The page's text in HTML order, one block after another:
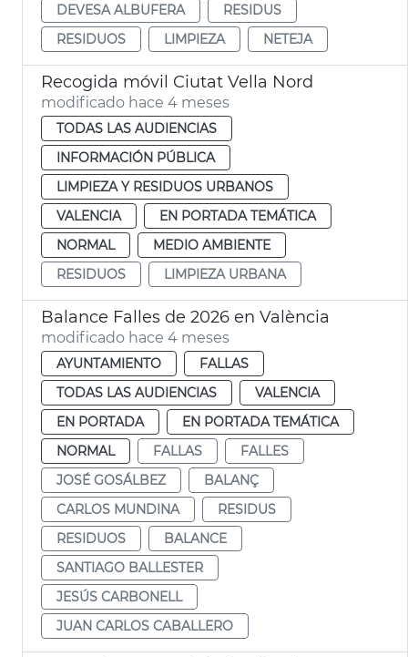
DEVESA ALBUFERA
RESIDUS
RESIDUOS
LIMPIEZA NETEJA
Recogida móvil Ciutat Vella Nord
modificado hace 4 meses
TODAS LAS AUDIENCIAS
INFORMACIÓN PÚBLICA
LIMPIEZA Y RESIDUOS URBANOS
VALENCIA
EN PORTADA TEMÁTICA
NORMAL
MEDIO AMBIENTE
RESIDUOS
LIMPIEZA URBANA
Balance Falles de 2026 en València
modificado hace 4 meses
AYUNTAMIENTO
FALLAS
TODAS LAS AUDIENCIAS
VALENCIA
EN PORTADA
EN PORTADA TEMÁTICA
NORMAL
FALLAS
FALLES
JOSÉ GOSÁLBEZ
BALANÇ
CARLOS MUNDINA
RESIDUS
RESIDUOS
BALANCE
SANTIAGO BALLESTER
JESÚS CARBONELL
JUAN CARLOS CABALLERO